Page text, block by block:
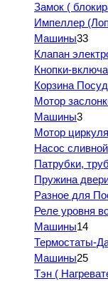
Замок (
Импеллер
Машины33
Клапан
Кнопки-
Корзина
Мотор
Машины3
Мотор
Насос
Патрубки,
Пружина
Разное для
Реле уровня
Машины14
Термостаты-
Машины25
Тэн (